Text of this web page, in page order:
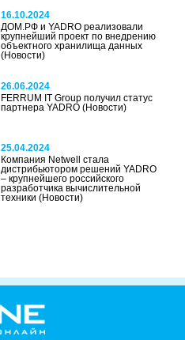
16.10.2024
ДОМ.РФ и YADRO реализовали
крупнейший проект по внедрению
объектного хранилища данных
(Новости)
26.06.2024
FERRUM IT Group получил статус
партнера YADRO(Новости)
25.04.2024
Компания Netwell стала
дистрибьютором решений YADRO
– крупнейшего российского
разработчика вычислительной
техники(Новости)